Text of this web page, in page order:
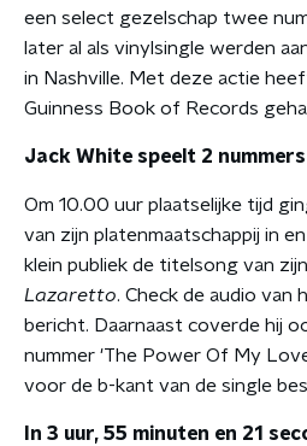
een select gezelschap twee
later al als vinylsingle werden
in Nashville. Met deze actie
Guinness Book of Records
Jack White speelt 2
Om 10.00 uur plaatselijke tijd
van zijn platenmaatschappij in
klein publiek de titelsong van
Lazaretto. Check de audio van
bericht. Daarnaast coverde hij
nummer 'The Power Of My
voor de b-kant van de single
In 3 uur, 55 minuten en 21